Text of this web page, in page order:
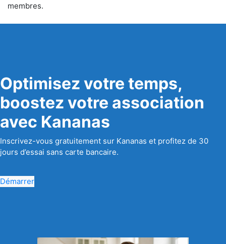
membres.
Optimisez votre temps,
boostez votre association
avec Kananas
Inscrivez-vous gratuitement sur Kananas et profitez de 30
jours d’essai sans carte bancaire.
Démarrer